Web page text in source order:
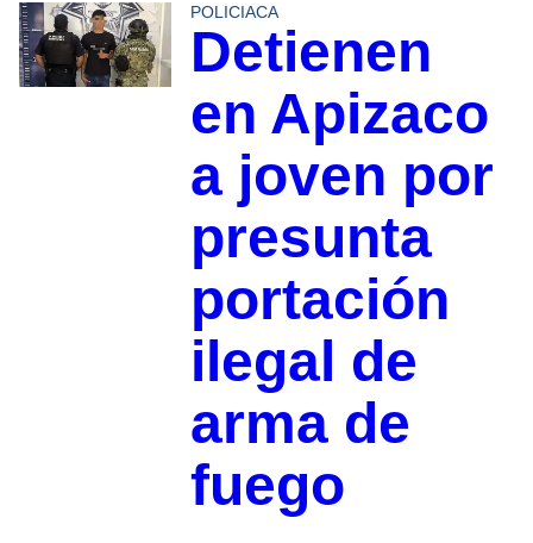
POLICIACA
Detienen
en Apizaco
a joven por
presunta
portación
ilegal de
arma de
fuego